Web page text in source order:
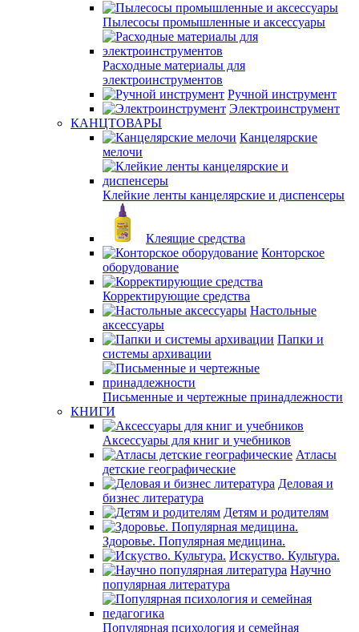
Пылесосы промышленные и аксессуары
Расходные материалы для
электроинструментов
Ручной инструмент
Электроинструмент
КАНЦТОВАРЫ
Канцелярские
мелочи
Клейкие ленты канцелярские и диспенсеры
Клеящие средства
Конторское
оборудование
Корректирующие средства
Настольные
аксессуары
Папки и
системы архивации
Письменные и чертежные принадлежности
КНИГИ
Аксессуары для книг и учебников
Атласы
детские географические
Деловая и
бизнес литература
Детям и родителям
Здоровье. Популярная медицина.
Искуство. Культура.
Научно
популярная литература
Популярная психология и семейная